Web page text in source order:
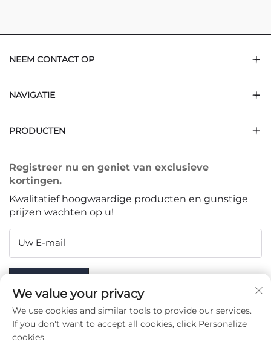
NEEM CONTACT OP
NAVIGATIE
PRODUCTEN
Registreer nu en geniet van exclusieve
kortingen.
Kwalitatief hoogwaardige producten en gunstige
prijzen wachten op u!
Uw E-mail
We value your privacy
We use cookies and similar tools to provide our services.
If you don't want to accept all cookies, click Personalize
cookies.